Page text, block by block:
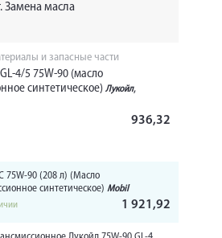
Замена масла
и запасные части
4/5 75W-90 (масло
синтетическое) Лукойл,
936,32
75W-90 (208 л) (Масло
синтетическое) Mobil
1 921,92